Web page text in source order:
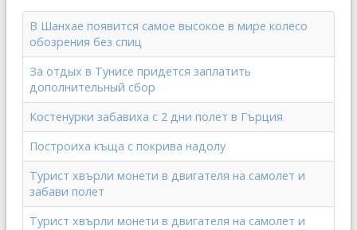
В Шанхае появится самое высокое в мире колесо
обозрения без спиц
За отдых в Тунисе придется заплатить
дополнительный сбор
Костенурки забавиха с 2 дни полет в Гърция
Построиха къща с покрива надолу
Турист хвърли монети в двигателя на самолет и
забави полет
Турист хвърли монети в двигателя на самолет и